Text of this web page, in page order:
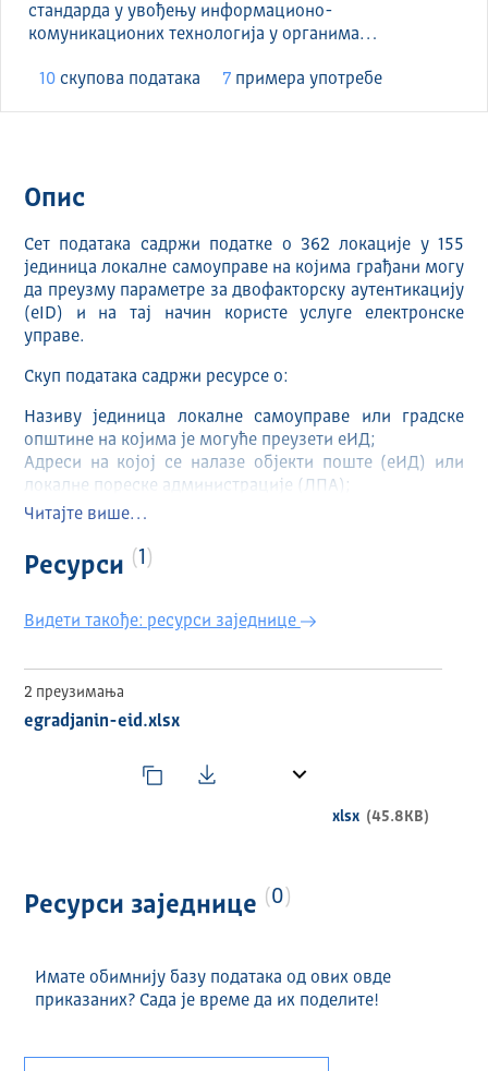
стандарда у увођењу информационо-
комуникационих технологија у органима…
10 скуповa података 7 примера употребе
Опис
Сет података садржи податке о 362 локације у 155
јединица локалне самоуправе на којима грађани могу
да преузму параметре за двофакторску аутентикацију
(eID) и на тај начин користе услуге електронске
управе.
Скуп података садржи ресурсе о:
Називу јединица локалне самоуправе или градске
општине на којима је могуће преузети еИД;
Адреси на којој се налазе објекти поште (еИД) или
локалне пореске администрације (ЛПА);
Радном времену током радне недеље;
Геолокације објеката.
Извор: Канцеларија за информационе технологије и
Читајте више…
Ресурси 1
Видети такође: ресурси заједнице
2 преузимања
egradjanin-eid.xlsx
xlsx (45.8KB)
Ресурси заједнице 0
Имате обимнију базу података од ових овде
приказаних? Сада је време да их поделите!